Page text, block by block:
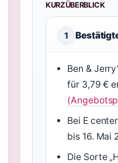
KURZÜBERBLICK
1
Ben &
für 3,79 €
Bei E
bis 16. Mai
Die Sorte